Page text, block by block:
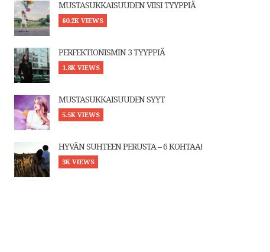
MUSTASUKKAISUUDEN VIISI TYYPPIÄ
60.2K VIEWS
PERFEKTIONISMIN 3 TYYPPIÄ
1.8K VIEWS
MUSTASUKKAISUUDEN SYYT
5.5K VIEWS
HYVÄN SUHTEEN PERUSTA – 6 KOHTAA!
3K VIEWS